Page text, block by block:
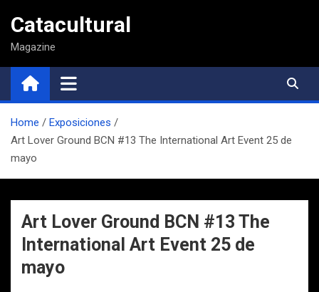
contenido
Catacultural
Magazine
Home
Exposiciones
Art Lover Ground BCN #13 The International Art Event 25 de
mayo
Art Lover Ground BCN #13 The
International Art Event 25 de
mayo